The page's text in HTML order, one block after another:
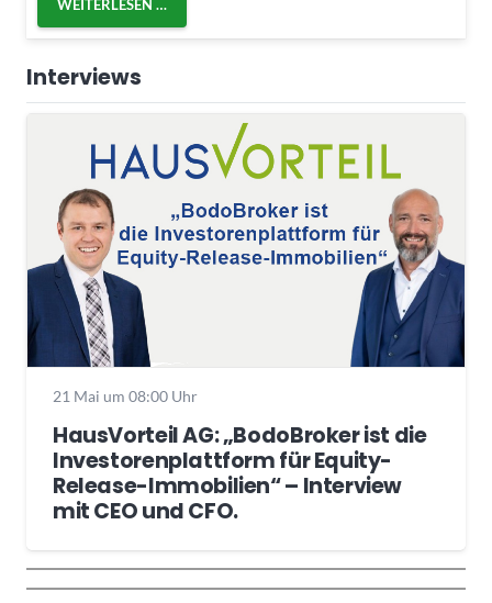
WEITERLESEN …
Interviews
21 Mai um 08:00 Uhr
HausVorteil AG: „BodoBroker ist die
Investorenplattform für Equity-
Release-Immobilien“ – Interview
mit CEO und CFO.
Wochenrückblick
Trendthemen